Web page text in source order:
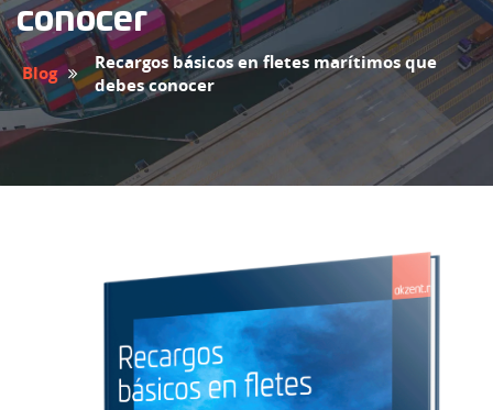
conocer
Blog
Recargos básicos en fletes marítimos que
debes conocer